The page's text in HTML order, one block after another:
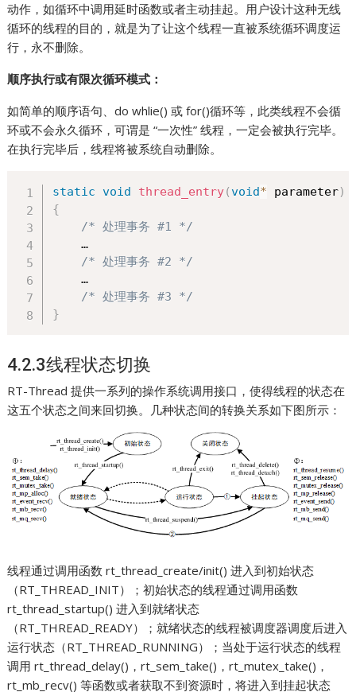
动作，如循环中调用延时函数或者主动挂起。用户设计这种无线
循环的线程的目的，就是为了让这个线程一直被系统循环调度运
行，永不删除。
顺序执行或有限次循环模式：
如简单的顺序语句、do whlie() 或 for()循环等，此类线程不会循
环或不会永久循环，可谓是 “一次性” 线程，一定会被执行完毕。
在执行完毕后，线程将被系统自动删除。
static void thread_entry(void* parameter)
{
/* 处理事务 #1 */
    …
/* 处理事务 #2 */
    …
/* 处理事务 #3 */
}
4.2.3线程状态切换
RT-Thread 提供一系列的操作系统调用接口，使得线程的状态在
这五个状态之间来回切换。几种状态间的转换关系如下图所示：
线程通过调用函数 rt_thread_create/init() 进入到初始状态
（RT_THREAD_INIT）；初始状态的线程通过调用函数
rt_thread_startup() 进入到就绪状态
（RT_THREAD_READY）；就绪状态的线程被调度器调度后进入
运行状态（RT_THREAD_RUNNING）；当处于运行状态的线程
调用 rt_thread_delay()，rt_sem_take()，rt_mutex_take()，
rt_mb_recv() 等函数或者获取不到资源时，将进入到挂起状态